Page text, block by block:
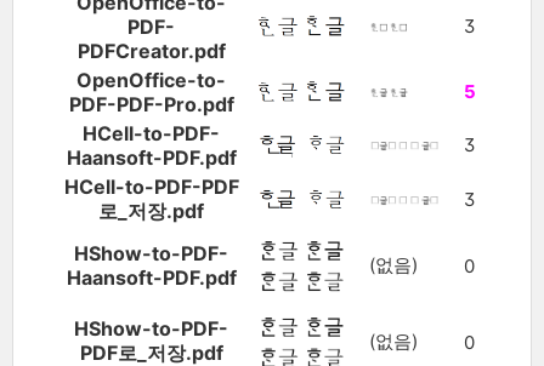
PDF-
PDFCreator.pdf
3
OpenOffice-to-
PDF-PDF-Pro.pdf
5
HCell-to-PDF-
Haansoft-PDF.pdf
3
HCell-to-PDF-PDF
로_저장.pdf
3
HShow-to-PDF-
Haansoft-PDF.pdf
(없음) 0
HShow-to-PDF-
PDF로_저장.pdf
(없음) 0